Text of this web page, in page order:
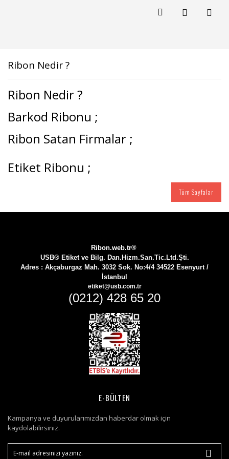
Ribon Nedir ?
Ribon Nedir ?
Barkod Ribonu ;
Ribon Satan Firmalar ;
Etiket Ribonu ;
Tüm Sayfalar
Ribon.web.tr®
USB® Etiket ve Bilg. Dan.Hizm.San.Tic.Ltd.Şti.
Adres : Akçaburgaz Mah. 3032 Sok. No:4/4 34522 Esenyurt /
İstanbul
etiket@usb.com.tr
(0212) 428 65 20
E-BÜLTEN
Kampanya ve duyurularımızdan haberdar olmak için
kaydolabilirsiniz.